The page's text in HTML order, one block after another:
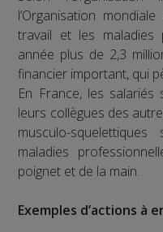
l’Organisation
travail et les maladies
année plus de 2,3
financier important, qui
En France, les
leurs collègues des
musculo-
maladies
poignet et de la main.
Exemples d’actions à